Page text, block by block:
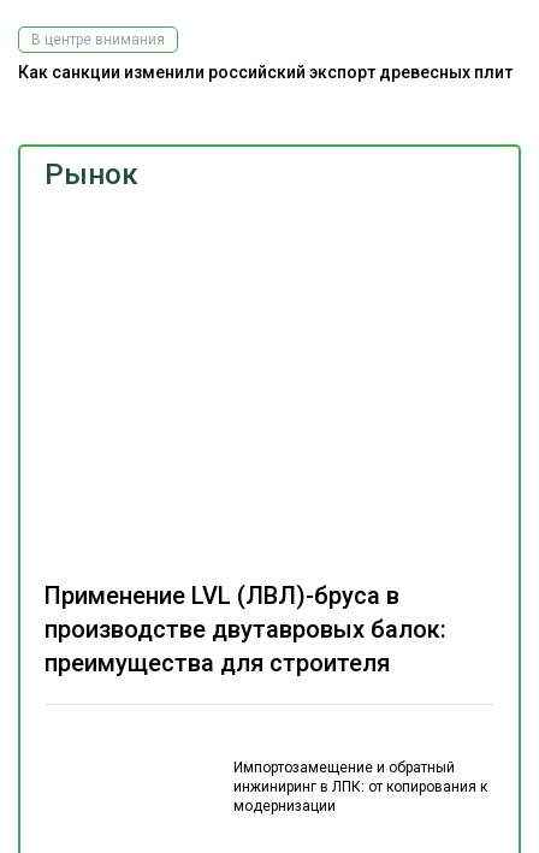
Рынок
Импортозамещение и обратный
инжиниринг в ЛПК: от копирования к
модернизации
Применение LVL (ЛВЛ)-бруса в
производстве двутавровых балок:
преимущества для строителя
В центре внимания
Как санкции изменили российский экспорт древесных плит